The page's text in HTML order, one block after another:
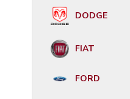
DODGE
FIAT
FORD